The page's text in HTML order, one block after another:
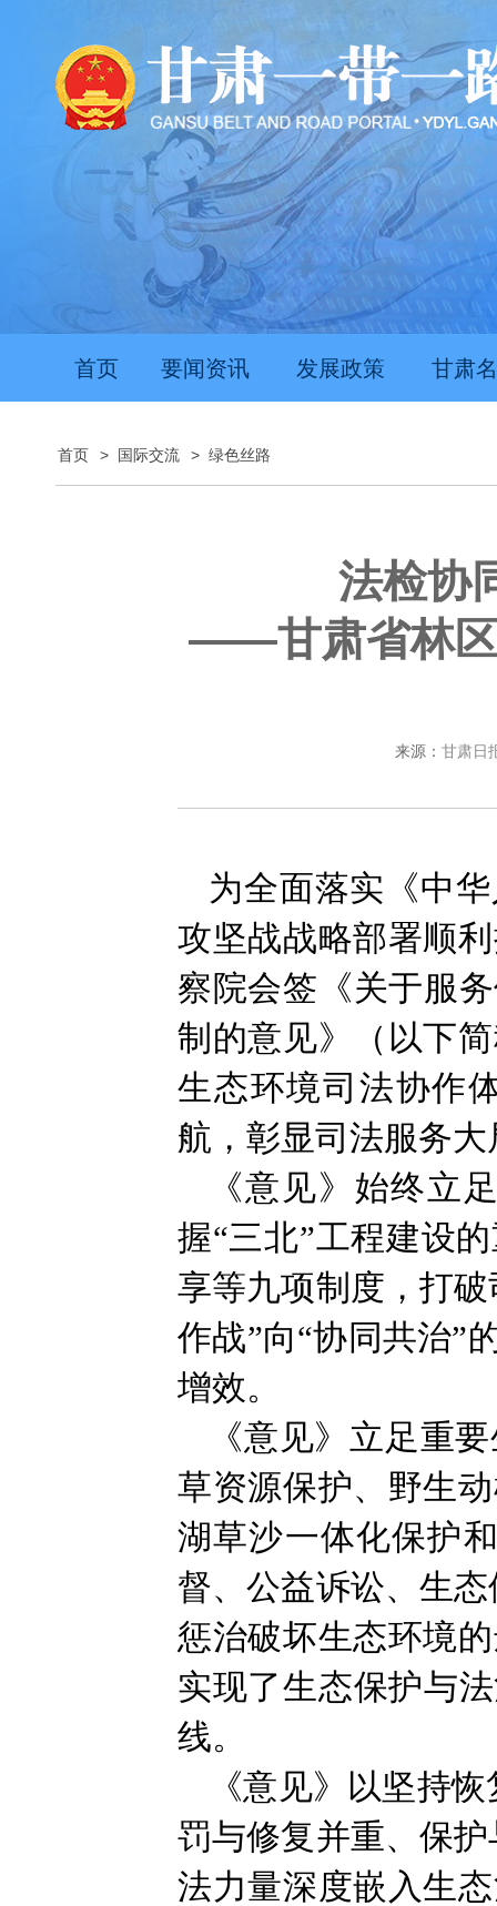
首页 要闻资讯 发展政策 甘肃
首页 > 国际交流 > 绿色丝路
法检协
——甘肃省林区
来源： 甘肃日
为全面落实《中
攻坚战战略部署顺
察院会签《关于服
制的意见》（以下
生态环境司法协作
航，彰显司法服务
《意见》始终立
握“三北”工程建设
享等九项制度，打
作战”向“协同共治”
增效。
《意见》立足重
草资源保护、野生
湖草沙一体化保护
督、公益诉讼、生
惩治破坏生态环境
实现了生态保护与
线。
《意见》以坚持
罚与修复并重、保
法力量深度嵌入生